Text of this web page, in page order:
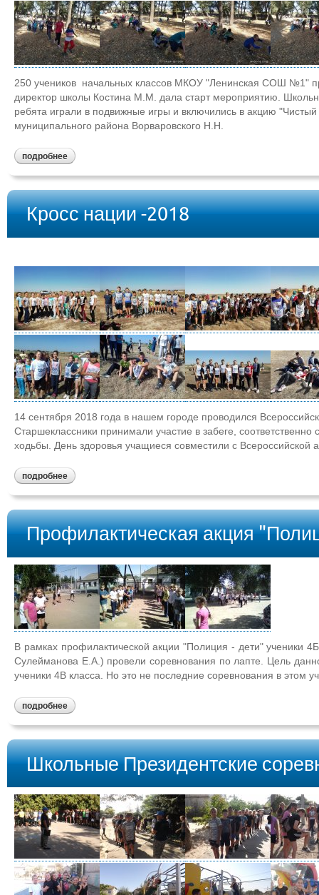
250 учеников начальных классов МКОУ "Ленинская СОШ №1"
директор школы Костина М.М. дала старт мероприятию.
ребята играли в подвижные игры и включились в акцию
муниципального района Ворваровского Н.Н.
подробнее
Кросс нации -2018
14 сентября 2018 года в нашем городе проводился
Старшеклассники принимали участие в забеге,
ходьбы. День здоровья учащиеся совместили с Всероссийской
подробнее
Профилактическая акция
В рамках профилактической акции "Полиция - дети" ученики
Сулейманова Е.А.) провели соревнования по лапте. Цель
ученики 4В класса. Но это не последние соревнования в этом
подробнее
Школьные Президентские